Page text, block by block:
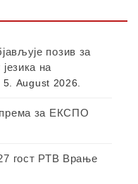
позив за
на
5. August 2026.
за ЕКСПО
гост РТВ Врање